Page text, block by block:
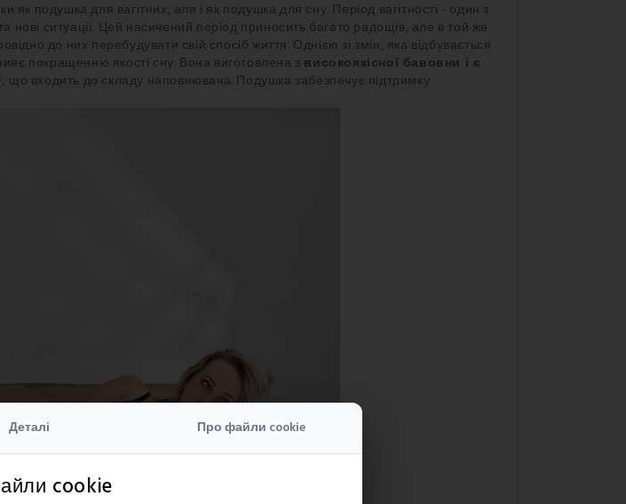
Деталі Про файли cookie
cookie
як подушка для вагітних, але і як подушка для сну. Період вагітності - один з
нові ситуації. Цей насичений період приносить багато радощів, але в той же
до них перебудувати свій спосіб життя. Однією зі змін, яка відбувається
покращенню якості сну. Вона виготовлена з високоякісної бавовни і є
, що входить до складу наповнювача. Подушка забезпечує підтримку